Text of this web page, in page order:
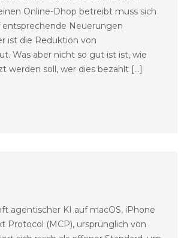
Online-Dhop betreibt muss sich
entsprechende Neuerungen
ist die Reduktion von
Was aber nicht so gut ist ist, wie
werden soll, wer dies bezahlt […]
agentischer KI auf macOS, iPhone
Protocol (MCP), ursprünglich von